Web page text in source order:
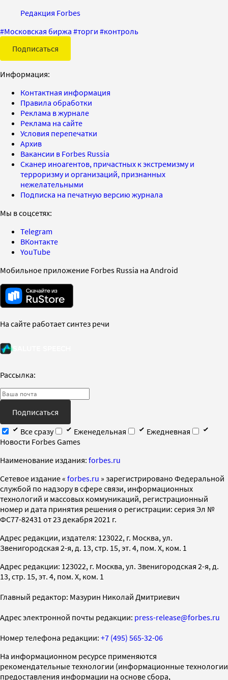
Редакция Forbes
#Московская биржа #торги #контроль
Подписаться
Информация:
Контактная информация
Правила обработки
Реклама в журнале
Реклама на сайте
Условия перепечатки
Архив
Вакансии в Forbes Russia
Сканер иноагентов, причастных к экстремизму и
терроризму и организаций, признанных
нежелательными
Подписка на печатную версию журнала
Мы в соцсетях:
Telegram
ВКонтакте
YouTube
Мобильное приложение Forbes Russia на Android
На сайте работает синтез речи
Рассылка:
Подписаться
Все сразу
Еженедельная
Ежедневная
Новости Forbes Games
Наименование издания: forbes.ru
Cетевое издание « forbes.ru » зарегистрировано Федеральной
службой по надзору в сфере связи, информационных
технологий и массовых коммуникаций, регистрационный
номер и дата принятия решения о регистрации: серия Эл №
ФС77-82431 от 23 декабря 2021 г.
Адрес редакции, издателя: 123022, г. Москва, ул.
Звенигородская 2-я, д. 13, стр. 15, эт. 4, пом. X, ком. 1
Адрес редакции: 123022, г. Москва, ул. Звенигородская 2-я, д.
13, стр. 15, эт. 4, пом. X, ком. 1
Главный редактор: Мазурин Николай Дмитриевич
Адрес электронной почты редакции: press-release@forbes.ru
Номер телефона редакции: +7 (495) 565-32-06
На информационном ресурсе применяются
рекомендательные технологии (информационные технологии
предоставления информации на основе сбора,